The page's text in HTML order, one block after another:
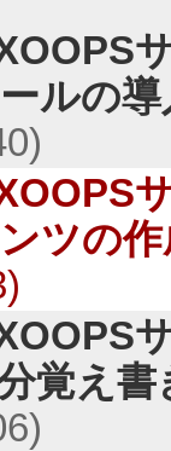
ルの導
ツの
覚え書